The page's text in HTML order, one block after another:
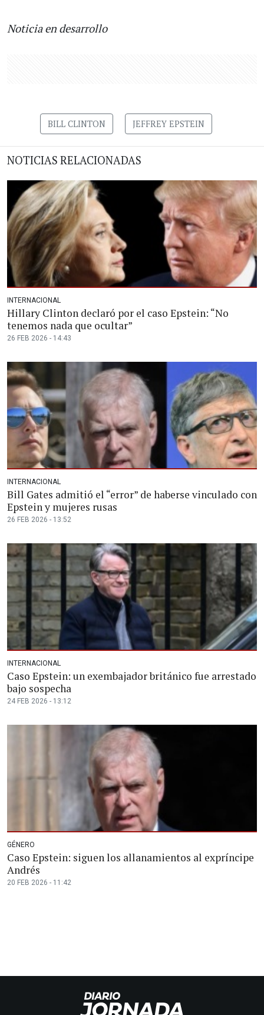
Noticia en desarrollo
BILL CLINTON JEFFREY EPSTEIN
NOTICIAS RELACIONADAS
INTERNACIONAL
Hillary Clinton declaró por el caso Epstein: “No
tenemos nada que ocultar”
26 FEB 2026 - 14:43
INTERNACIONAL
Bill Gates admitió el “error” de haberse vinculado con
Epstein y mujeres rusas
26 FEB 2026 - 13:52
INTERNACIONAL
Caso Epstein: un exembajador británico fue arrestado
bajo sospecha
24 FEB 2026 - 13:12
GÉNERO
Caso Epstein: siguen los allanamientos al expríncipe
Andrés
20 FEB 2026 - 11:42